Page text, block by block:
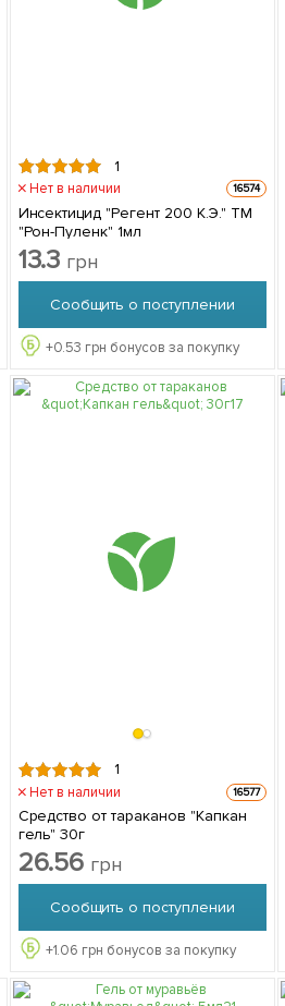
1
Нет в наличии 16574
Инсектицид "Регент 200 К.Э." ТМ
"Рон-Пуленк" 1мл
13.3 грн
Сообщить о поступлении
+0.53 грн бонусов за покупку
1
Нет в наличии 16577
Средство от тараканов "Капкан
гель" 30г
26.56 грн
Сообщить о поступлении
+1.06 грн бонусов за покупку